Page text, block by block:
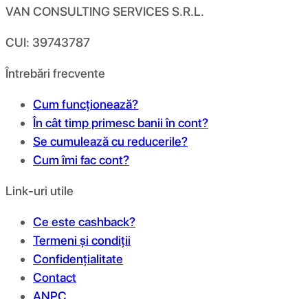
VAN CONSULTING SERVICES S.R.L.
CUI: 39743787
Întrebări frecvente
Cum funcționează?
În cât timp primesc banii în cont?
Se cumulează cu reducerile?
Cum îmi fac cont?
Link-uri utile
Ce este cashback?
Termeni și condiții
Confidențialitate
Contact
ANPC